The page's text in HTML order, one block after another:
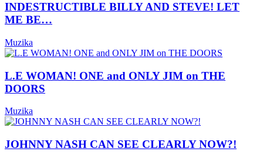
INDESTRUCTIBLE BILLY AND STEVE! LET
ME BE…
Muzika
L.E WOMAN! ONE and ONLY JIM on THE
DOORS
Muzika
JOHNNY NASH CAN SEE CLEARLY NOW?!